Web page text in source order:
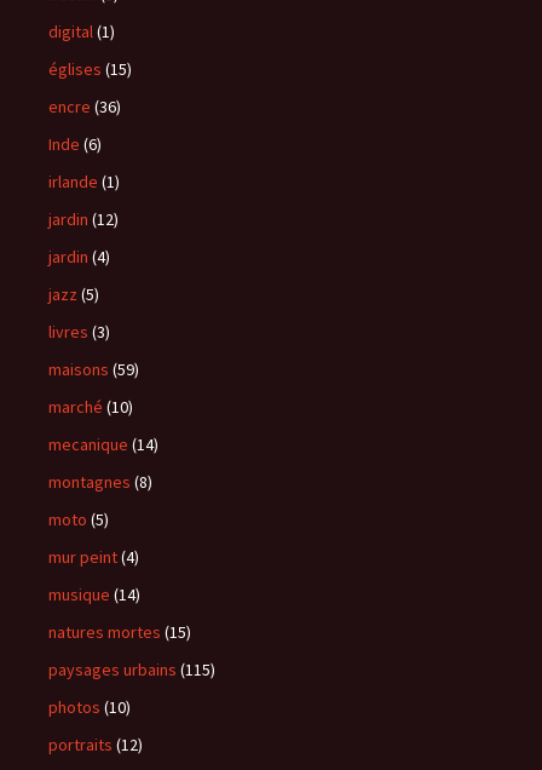
digital(1)
églises (15)
encre (36)
Inde (6)
irlande (1)
jardin (12)
jardin (4)
jazz (5)
livres (3)
maisons (59)
marché (10)
mecanique (14)
montagnes (8)
moto (5)
mur peint(4)
musique (14)
natures mortes (15)
paysages urbains (115)
photos (10)
portraits (12)